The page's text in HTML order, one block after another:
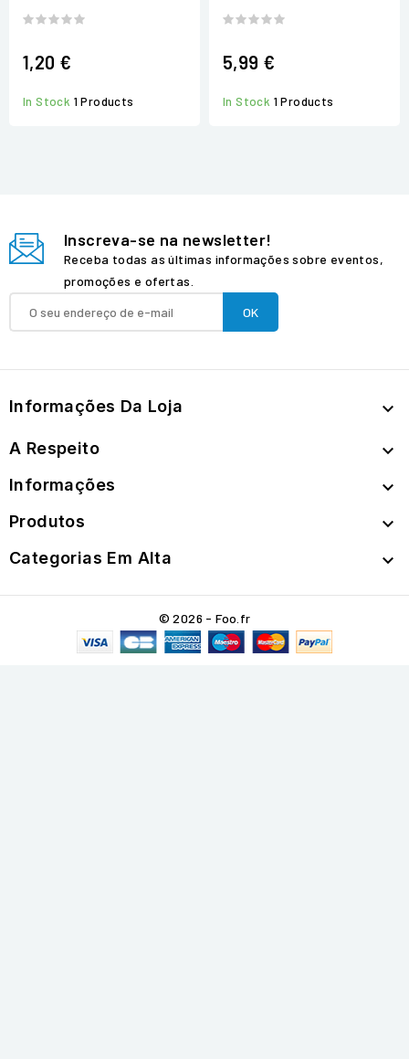
1,20 €
In Stock 1 Products
5,99 €
In Stock 1 Products
Inscreva-se na newsletter!
Receba todas as últimas informações sobre eventos,
promoções e ofertas.
Informações Da Loja 
A Respeito 
Informações 
Produtos 
Categorias Em Alta 
© 2026 - Foo.fr